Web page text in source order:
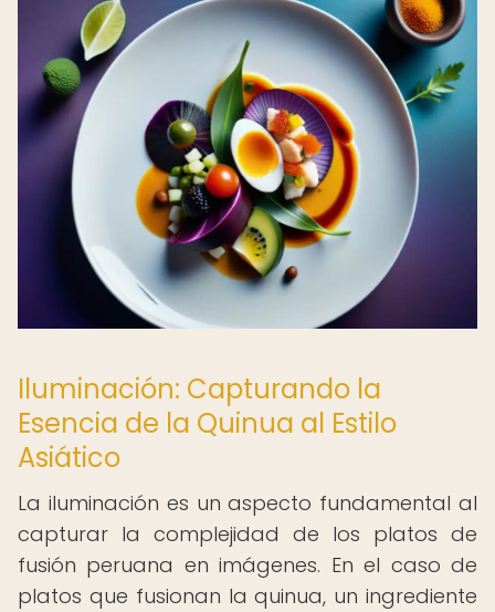
Iluminación: Capturando la
Esencia de la Quinua al Estilo
Asiático
La iluminación es un aspecto fundamental al
capturar la complejidad de los platos de
fusión peruana en imágenes. En el caso de
platos que fusionan la quinua, un ingrediente